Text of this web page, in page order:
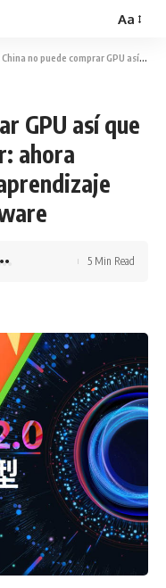
Aa
China no puede comprar GPU así que los obligaron a innovar: ahora preparan modelos de aprendizaje que no necesitan hardware
GPU así que
ahora
5 Min Read